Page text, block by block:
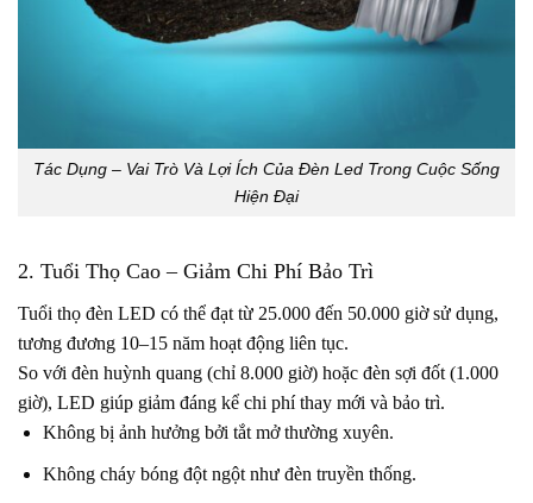
Tác Dụng – Vai Trò Và Lợi Ích Của Đèn Led Trong Cuộc Sống
Hiện Đại
2. Tuổi Thọ Cao – Giảm Chi Phí Bảo Trì
Tuổi thọ đèn LED có thể đạt từ 25.000 đến 50.000 giờ sử dụng,
tương đương 10–15 năm hoạt động liên tục.
So với đèn huỳnh quang (chỉ 8.000 giờ) hoặc đèn sợi đốt (1.000
giờ), LED giúp giảm đáng kể chi phí thay mới và bảo trì.
Không bị ảnh hưởng bởi tắt mở thường xuyên.
Không cháy bóng đột ngột như đèn truyền thống.